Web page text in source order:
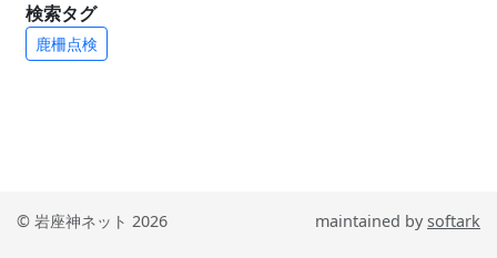
検索タグ
鹿柵点検
© 岩座神ネット 2026 maintained bysoftark